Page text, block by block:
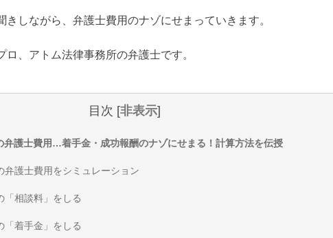
きしながら、弁護士費用のナゾにせまっていきます。
ロ、アトム法律事務所の弁護士です。
目次 [非表示]
弁護士費用…着手金・成功報酬のナゾにせまる！計算方法を伝授
弁護士費用をシミュレーション
「相談料」をしる
「着手金」をしる